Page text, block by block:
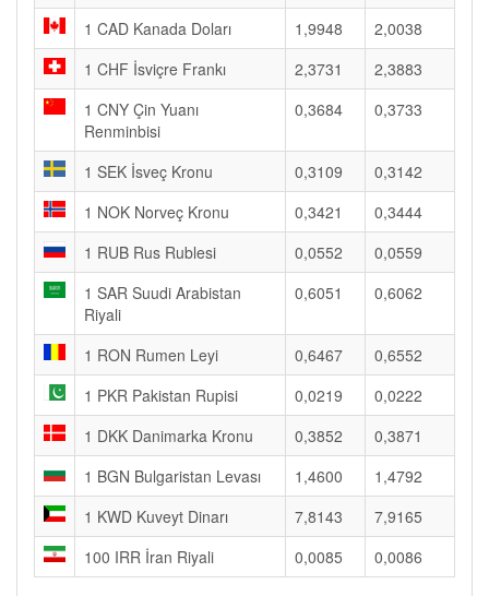
1 CAD Kanada Doları
1,9948
2,0038
1 CHF İsviçre Frankı
2,3731
2,3883
1 CNY Çin Yuanı
Renminbisi
0,3684 0,3733
1 SEK İsveç Kronu 0,3109
0,3142
1 NOK Norveç Kronu
0,3421
0,3444
1 RUB Rus Rublesi
0,0552
0,0559
1 SAR Suudi Arabistan
Riyali
0,6051 0,6062
1 RON Rumen Leyi 0,6467
0,6552
1 PKR Pakistan Rupisi
0,0219
0,0222
1 DKK Danimarka Kronu
0,3852
0,3871
1 BGN Bulgaristan Levası
1,4600
1,4792
1 KWD Kuveyt Dinarı
7,8143
7,9165
100 IRR İran Riyali
0,0085 0,0086